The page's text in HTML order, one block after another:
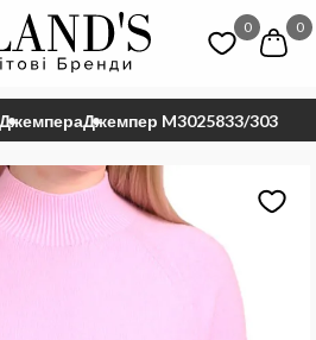
0 0
ДжемпераДжемпер M3025833/303